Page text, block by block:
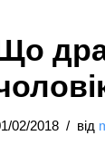
02/2018 від